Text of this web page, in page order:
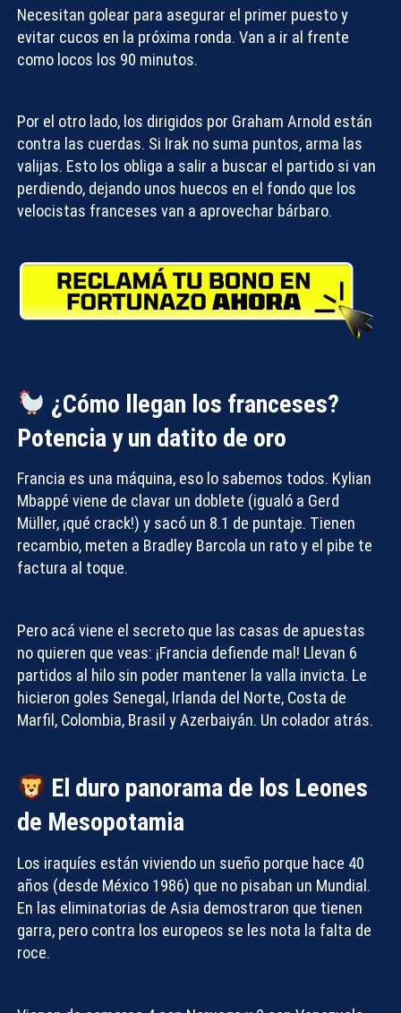
Necesitan golear para asegurar el primer puesto y
evitar cucos en la próxima ronda. Van a ir al frente
como locos los 90 minutos.
Por el otro lado, los dirigidos por Graham Arnold están
contra las cuerdas. Si Irak no suma puntos, arma las
valijas. Esto los obliga a salir a buscar el partido si van
perdiendo, dejando unos huecos en el fondo que los
velocistas franceses van a aprovechar bárbaro.
¿Cómo llegan los franceses?
Potencia y un datito de oro
Francia es una máquina, eso lo sabemos todos. Kylian
Mbappé viene de clavar un doblete (igualó a Gerd
Müller, ¡qué crack!) y sacó un 8.1 de puntaje. Tienen
recambio, meten a Bradley Barcola un rato y el pibe te
factura al toque.
Pero acá viene el secreto que las casas de apuestas
no quieren que veas: ¡Francia defiende mal! Llevan 6
partidos al hilo sin poder mantener la valla invicta. Le
hicieron goles Senegal, Irlanda del Norte, Costa de
Marfil, Colombia, Brasil y Azerbaiyán. Un colador atrás.
El duro panorama de los Leones
de Mesopotamia
Los iraquíes están viviendo un sueño porque hace 40
años (desde México 1986) que no pisaban un Mundial.
En las eliminatorias de Asia demostraron que tienen
garra, pero contra los europeos se les nota la falta de
roce.
Compartir con: